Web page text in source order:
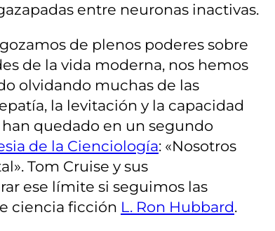
entre neuronas inactivas.
de plenos poderes sobre
de la vida moderna, nos hemos
olvidando muchas de las
la levitación y la capacidad
quedado en un segundo
de la Cienciología: «Nosotros
Tom Cruise y sus
ese límite si seguimos las
ciencia ficción L. Ron Hubbard.